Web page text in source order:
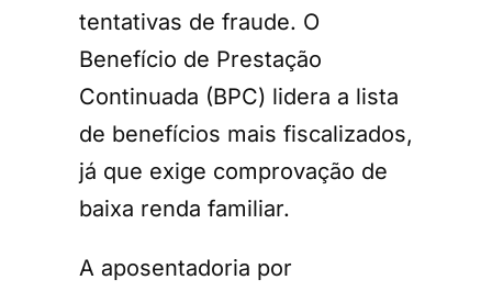
tentativas de fraude. O
Benefício de Prestação
Continuada (BPC) lidera a lista
de benefícios mais fiscalizados,
já que exige comprovação de
baixa renda familiar.
A aposentadoria por